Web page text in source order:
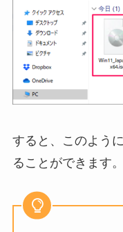
すると、このよう
ることができます。